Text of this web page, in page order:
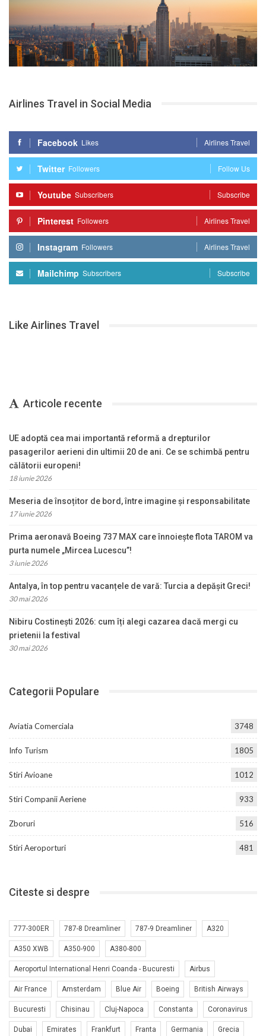
Airlines Travel in Social Media
Facebook Likes Airlines Travel
Twitter Followers Follow Us
Youtube Subscribers Subscribe
Pinterest Followers Airlines Travel
Instagram Followers Airlines Travel
Mailchimp Subscribers Subscribe
Like Airlines Travel
Articole recente
UE adoptă cea mai importantă reformă a drepturilor
pasagerilor aerieni din ultimii 20 de ani. Ce se schimbă pentru
călătorii europeni!
18 iunie 2026
Meseria de însoțitor de bord, între imagine și responsabilitate
17 iunie 2026
Prima aeronavă Boeing 737 MAX care înnoiește flota TAROM va
purta numele „Mircea Lucescu”!
3 iunie 2026
Antalya, în top pentru vacanțele de vară: Turcia a depășit Greci!
30 mai 2026
Nibiru Costinești 2026: cum îți alegi cazarea dacă mergi cu
prietenii la festival
30 mai 2026
Categorii Populare
Aviatia Comerciala 3748
Info Turism 1805
Stiri Avioane 1012
Stiri Companii Aeriene 933
Zboruri 516
Stiri Aeroporturi 481
Citeste si despre
777-300ER 787-8 Dreamliner 787-9 Dreamliner A320
A350 XWB A350-900 A380-800
Aeroportul International Henri Coanda - Bucuresti Airbus
Air France Amsterdam Blue Air Boeing British Airways
Bucuresti Chisinau Cluj-Napoca Constanta Coronavirus
Dubai Emirates Frankfurt Franta Germania Grecia